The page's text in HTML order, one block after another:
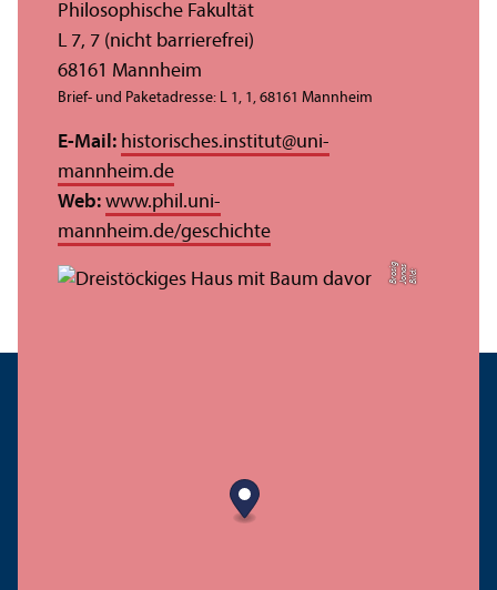
Bil
d:
J
o
n
a
sB
r
o
si
g
Philosophische Fakultät
L 7, 7 (nicht barrierefrei)
68161 Mannheim
Brief- und Paketadresse: L 1, 1, 68161 Mannheim
E-Mail: historisches.institut@uni-
mannheim.de
Web: www.phil.uni-
mannheim.de/geschichte